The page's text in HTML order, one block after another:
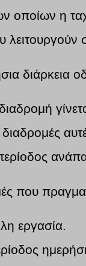
οποίων η
λειτουργούν
διάρκεια
που
εργασία.